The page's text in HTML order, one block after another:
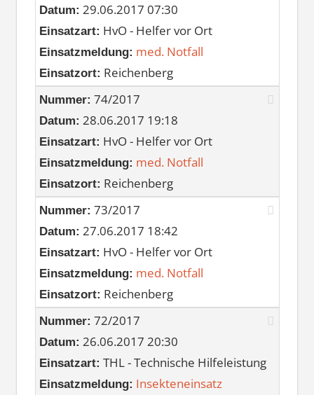
Datum: 29.06.2017 07:30
Einsatzart: HvO - Helfer vor Ort
Einsatzmeldung: med. Notfall
Einsatzort: Reichenberg
Nummer: 74/2017
Datum: 28.06.2017 19:18
Einsatzart: HvO - Helfer vor Ort
Einsatzmeldung: med. Notfall
Einsatzort: Reichenberg
Nummer: 73/2017
Datum: 27.06.2017 18:42
Einsatzart: HvO - Helfer vor Ort
Einsatzmeldung: med. Notfall
Einsatzort: Reichenberg
Nummer: 72/2017
Datum: 26.06.2017 20:30
Einsatzart: THL - Technische Hilfeleistung
Einsatzmeldung: Insekteneinsatz